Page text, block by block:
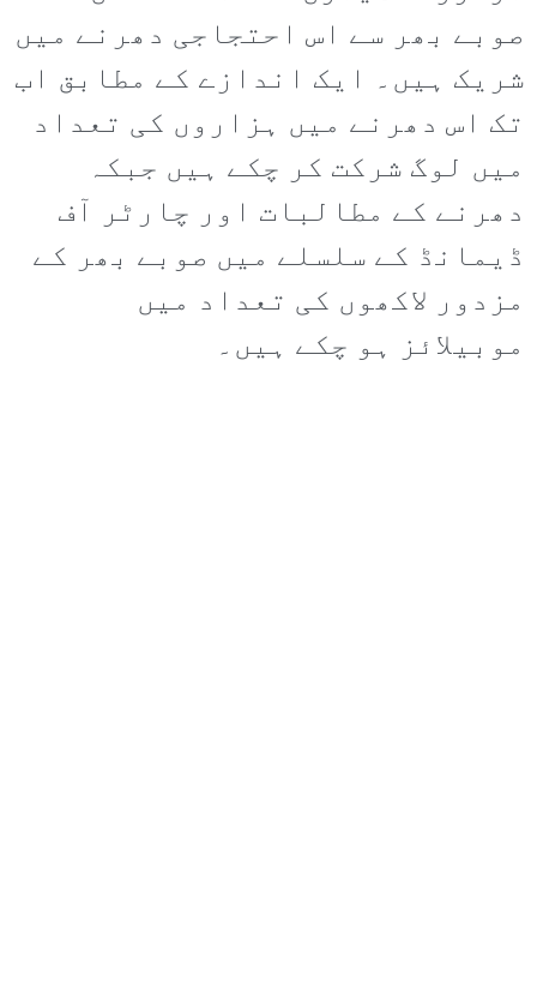
صوبے بھر سے اس احتجاجی دھرنے میں
شریک ہیں۔ ایک اندازے کے مطابق اب
تک اس دھرنے میں ہزاروں کی تعداد
میں لوگ شرکت کر چکے ہیں جبکہ
دھرنے کے مطالبات اور چارٹر آف
ڈیمانڈ کے سلسلے میں صوبے بھر کے
مزدور لاکھوں کی تعداد میں
موبیلائز ہو چکے ہیں۔